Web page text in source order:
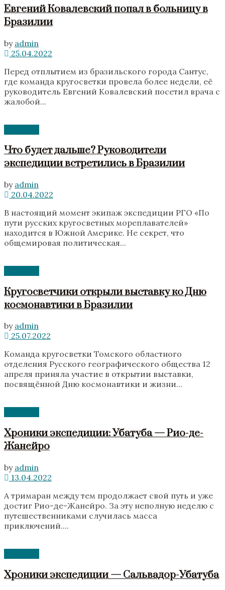
Евгений Ковалевский попал в больницу в
Бразилии
by admin
25.04.2022
Перед отплытием из бразильского города Сантус,
где команда кругосветки провела более недели, её
руководитель Евгений Ковалевский посетил врача с
жалобой...
Что будет дальше? Руководители
экспедиции встретились в Бразилии
by admin
20.04.2022
В настоящий момент экипаж экспедиции РГО «По
пути русских кругосветных мореплавателей»
находится в Южной Америке. Не секрет, что
общемировая политическая...
Кругосветчики открыли выставку ко Дню
космонавтики в Бразилии
by admin
25.07.2022
Команда кругосветки Томского областного
отделения Русского географического общества 12
апреля приняла участие в открытии выставки,
посвящённой Дню космонавтики и жизни...
Хроники экспедиции: Убатуба — Рио-де-
Жанейро
by admin
13.04.2022
А тримаран между тем продолжает свой путь и уже
достиг Рио-де-Жанейро. За эту неполную неделю с
путешественниками случилась масса
приключений....
Хроники экспедиции — Сальвадор-Убатуба